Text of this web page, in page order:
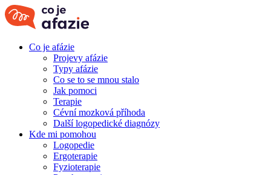
Co je afázie
Projevy afázie
Typy afázie
Co se to se mnou stalo
Jak pomoci
Terapie
Cévní mozková příhoda
Další logopedické diagnózy
Kde mi pomohou
Logopedie
Ergoterapie
Fyzioterapie